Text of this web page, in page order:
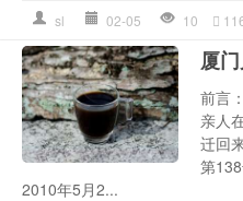
sl 02-05 10
厦
前言
亲人
迁回
第
2010年5月2...